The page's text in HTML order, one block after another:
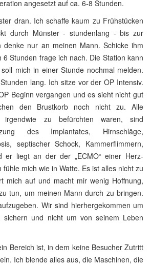
angesetzt auf ca. 6-8 Stunden.
dran. Ich schaffe kaum zu Frühstücken
durch Münster - stundenlang - bis zur
denke nur an meinen Mann. Schicke ihm
6 Stunden frage ich nach. Die Station kann
mich in einer Stunde nochmal melden.
lang. Ich sitze vor der OP Intensiv.
Beginn vergangen und es sieht nicht gut
den Brustkorb noch nicht zu. Alle
irgendwie zu befürchten waren, sind
des Implantates, Hirnschläge,
septischer Schock, Kammerflimmern,
er liegt an der der „ECMO“ einer Herz-
mich wie in Watte. Es ist alles nicht zu
mich auf und macht mir wenig Hoffnung,
tun, um meinen Mann durch zu bringen.
Wir sind hierhergekommen um
sichern und nicht um von seinem Leben
Bereich ist, in dem keine Besucher Zutritt
Ich blende alles aus, die Maschinen, die